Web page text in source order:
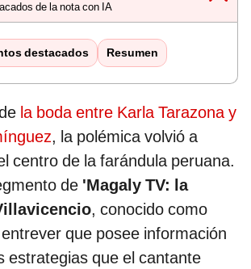
de la nota con IA
destacados Resumen
la boda entre Karla Tarazona y
, la polémica volvió a
centro de la farándula peruana.
de 'Magaly TV: la
, conocido como
que posee información
estrategias que el cantante